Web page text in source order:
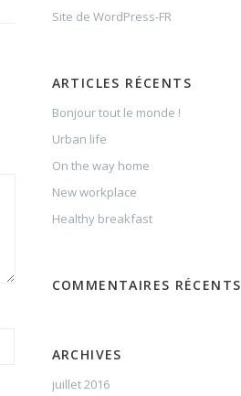
Site de WordPress-FR
ARTICLES RÉCENTS
Bonjour tout le monde !
Urban life
On the way home
New workplace
Healthy breakfast
COMMENTAIRES RÉCENTS
ARCHIVES
juillet 2016